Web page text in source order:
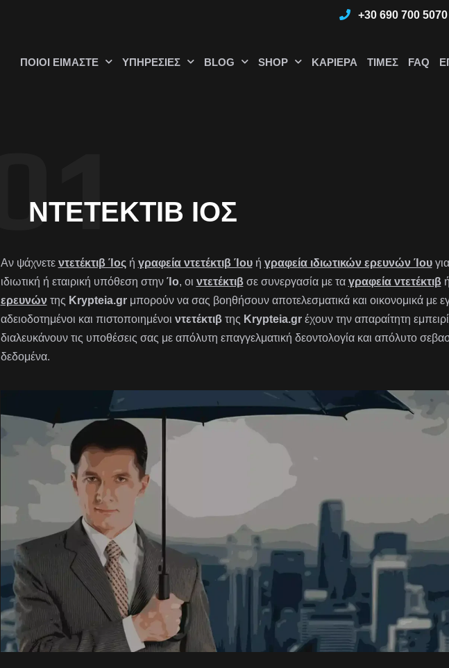
+30 690 700 5070
ΠΟΙΟΊ ΕΊΜΑΣΤΕ ΥΠΗΡΕΣΊΕΣ BLOG SHOP ΚΑΡΙΈΡΑ ΤΙΜΈΣ FAQ
ΝΤΕΤΈΚΤΙΒ ΊΟΣ
Αν ψάχνετε ντετέκτιβ Ίοςή γραφεία ντετέκτιβ Ίουή γραφεία ιδιωτικών ερευνών Ίου
ιδιωτική ή εταιρική υπόθεση στην Ίο, οι ντετέκτιβσε συνεργασία με τα γραφεία ντετέκτιβ
ερευνώντης Krypteia.grμπορούν να σας βοηθήσουν αποτελεσματικά και οικονομικά με
αδειοδοτημένοι και πιστοποιημένοι ντετέκτιβτης Krypteia.grέχουν την απαραίτητη
διαλευκάνουν τις υποθέσεις σας με απόλυτη επαγγελματική δεοντολογία και απόλυτο
δεδομένα.